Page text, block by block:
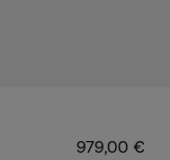
979,00 €